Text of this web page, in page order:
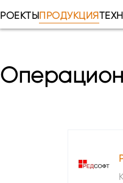
ПРОДУКЦИЯ